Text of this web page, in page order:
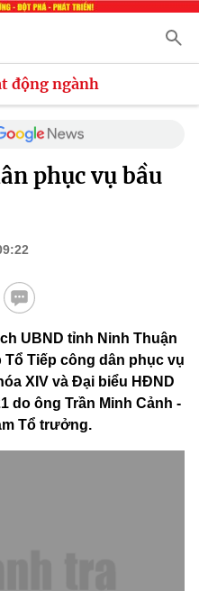
động ngành
phục vụ bầu
UBND tỉnh Ninh Thuận
Tiếp công dân phục vụ
XIV và Đại biểu HĐND
do ông Trần Minh Cảnh -
Tổ trưởng.